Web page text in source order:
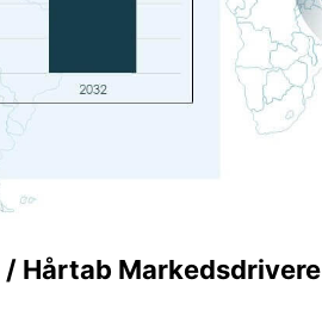
Hårtab Markedsdrivere